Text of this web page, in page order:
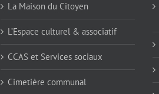
La Maison du Citoyen
L’Espace culturel & associatif
CCAS et Services sociaux
Cimetière communal